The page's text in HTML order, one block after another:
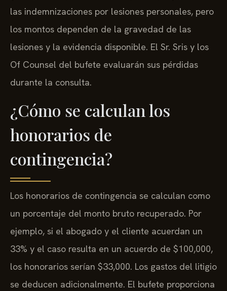
las indemnizaciones por lesiones personales, pero
los montos dependen de la gravedad de las
lesiones y la evidencia disponible. El Sr. Sris y los
Of Counsel del bufete evaluarán sus pérdidas
durante la consulta.
¿Cómo se calculan los
honorarios de
contingencia?
Los honorarios de contingencia se calculan como
un porcentaje del monto bruto recuperado. Por
ejemplo, si el abogado y el cliente acuerdan un
33% y el caso resulta en un acuerdo de $100,000,
los honorarios serían $33,000. Los gastos del litigio
se deducen adicionalmente. El bufete proporciona